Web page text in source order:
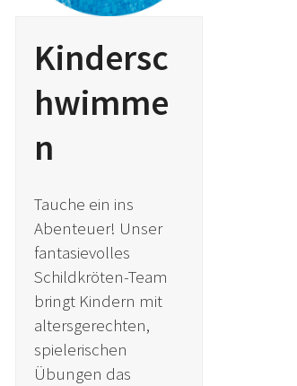
Kindersc
hwimme
n
Tauche ein ins
Abenteuer! Unser
fantasievolles
Schildkröten-Team
bringt Kindern mit
altersgerechten,
spielerischen
Übungen das